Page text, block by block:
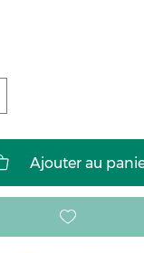
Ajouter au